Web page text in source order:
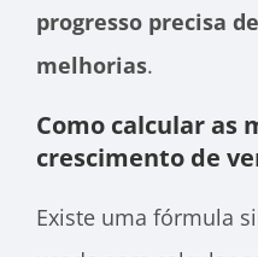
progresso precisa
melhorias.
Como calcular as
crescimento de
Existe uma fórmula